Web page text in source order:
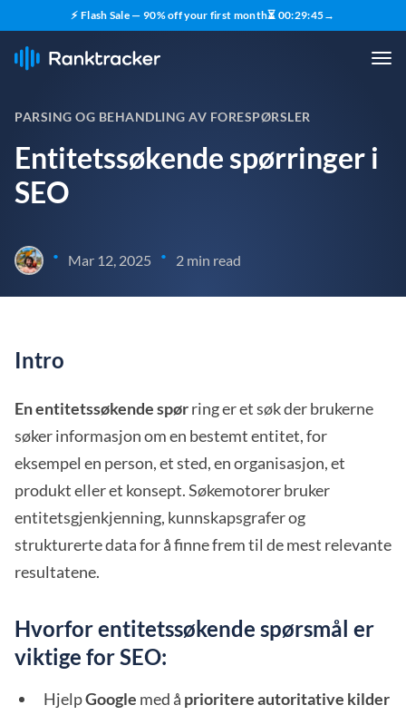
⚡ Flash Sale — 90% off your first month⏳ 00:29:44→
PARSING OG BEHANDLING AV FORESPØRSLER
Entitetssøkende spørringer i
SEO
• Mar 12, 2025 • 2 min read
Intro
En entitetssøkende spørring er et søk der brukerne
søker informasjon om en bestemt entitet, for
eksempel en person, et sted, en organisasjon, et
produkt eller et konsept. Søkemotorer bruker
entitetsgjenkjenning, kunnskapsgrafer og
strukturerte data for å finne frem til de mest relevante
resultatene.
Hvorfor entitetssøkende spørsmål er
viktige for SEO:
HjelpGoogle med å prioritere autoritative kilder